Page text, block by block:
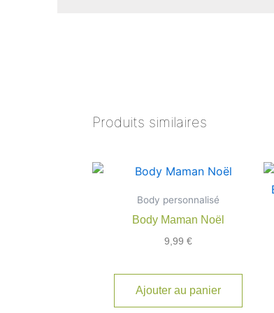
Produits similaires
Body personnalisé
Body Maman Noël
9,99 €
Ajouter au panier